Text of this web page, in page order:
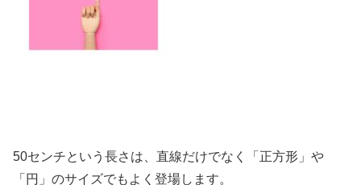
50センチという長さは、直線だけでなく「正方形」や
「円」のサイズでもよく登場します。